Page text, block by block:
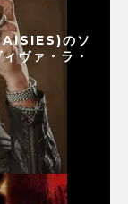
のソ
ヴァ・ラ・